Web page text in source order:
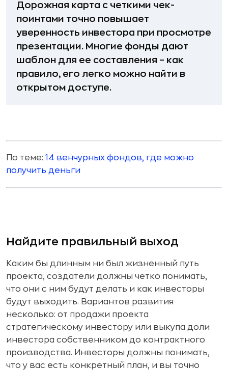
Дорожная карта с четкими чек-
поинтами точно повышает
уверенность инвестора при просмотре
презентации. Многие фонды дают
шаблон для ее составления – как
правило, его легко можно найти в
открытом доступе.
По теме:14 венчурных фондов, где можно
получить деньги
Найдите правильный выход
Каким бы длинным ни был жизненный путь
проекта, создатели должны четко понимать,
что они с ним будут делать и как инвесторы
будут выходить. Вариантов развития
несколько: от продажи проекта
стратегическому инвестору или выкупа доли
инвестора собственником до контрактного
производства. Инвесторы должны понимать,
что у вас есть конкретный план, и вы точно